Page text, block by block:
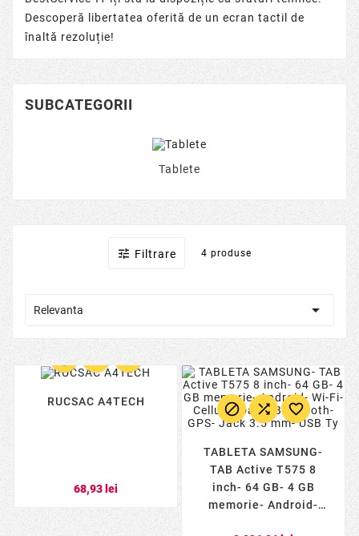
Descoperă libertatea oferită de un ecran tactil de
înaltă rezoluție!
SUBCATEGORII
Tablete
 Filtrare 4 produse
Relevanta 
RUCSAC A4TECH
68,93 lei
  
TABLETA SAMSUNG-
TAB Active T575 8
inch- 64 GB- 4 GB
memorie- Android-